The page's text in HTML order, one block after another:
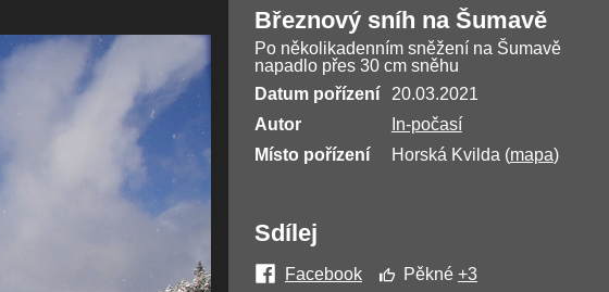
Březnový sníh na Šumavě
Po několikadenním sněžení na Šumavě
napadlo přes 30 cm sněhu
Datum pořízení
20.03.2021
Autor
In-počasí
Místo pořízení
Horská Kvilda (mapa)
Sdílej
Facebook Pěkné +3